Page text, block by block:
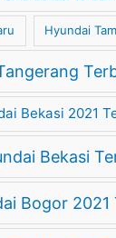
Hyundai
Bekasi 2021
Bekasi
Bogor 2021